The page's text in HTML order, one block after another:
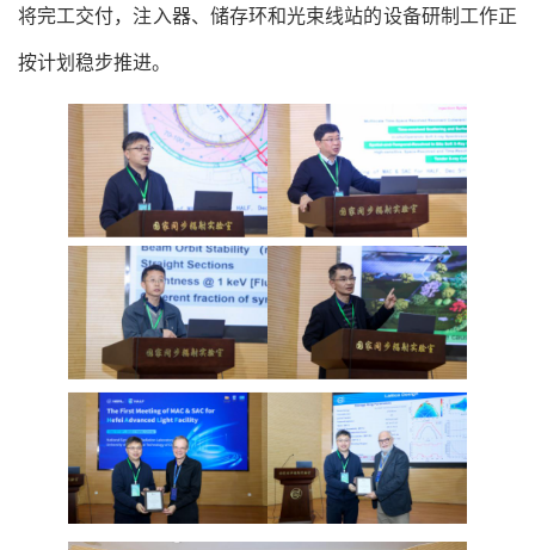
将完工交付，注入器、储存环和光束线站的设备研制工作正
按计划稳步推进。